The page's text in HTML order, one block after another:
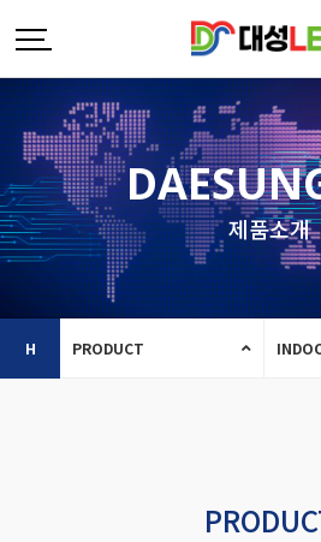
제품소개
H PRODUCT